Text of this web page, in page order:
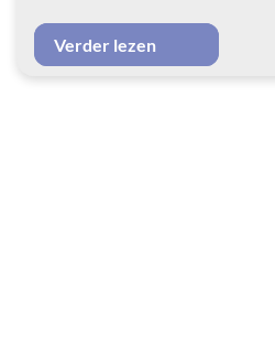
Verder lezen